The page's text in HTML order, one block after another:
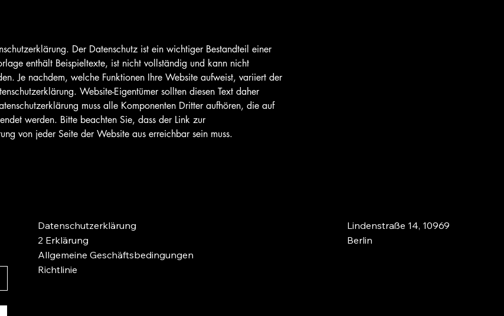
Der Datenschutz ist ein wichtiger Bestandteil einer
enthält Beispieltexte, ist nicht vollständig und kann nicht
Je nachdem, welche Funktionen Ihre Website aufweist, variiert der
Website-Eigentümer sollten diesen Text daher
muss alle Komponenten Dritter aufhören, die auf
werden. Bitte beachten Sie, dass der Link zur
von jeder Seite der Website aus erreichbar sein muss.
Lindenstraße 14, 10969
Berlin
Datenschutzerklärung
2 Erklärung
Allgemeine Geschäftsbedingungen
Richtlinie